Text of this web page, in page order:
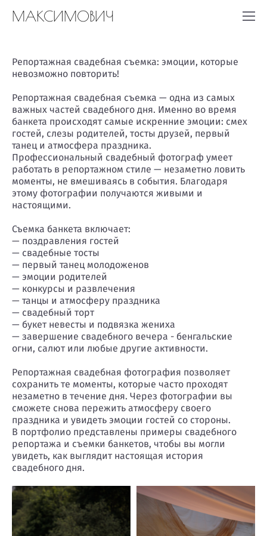
МАКСИМОВИЧ
Репортажная свадебная съемка: эмоции, которые
невозможно повторить!
Репортажная свадебная съемка — одна из самых
важных частей свадебного дня. Именно во время
банкета происходят самые искренние эмоции: смех
гостей, слезы родителей, тосты друзей, первый
танец и атмосфера праздника.
Профессиональный свадебный фотограф умеет
работать в репортажном стиле — незаметно ловить
моменты, не вмешиваясь в события. Благодаря
этому фотографии получаются живыми и
настоящими.
Съемка банкета включает:
— поздравления гостей
— свадебные тосты
— первый танец молодоженов
— эмоции родителей
— конкурсы и развлечения
— танцы и атмосферу праздника
— свадебный торт
— букет невесты и подвязка жениха
— завершение свадебного вечера - бенгальские
огни, салют или любые другие активности.
Репортажная свадебная фотография позволяет
сохранить те моменты, которые часто проходят
незаметно в течение дня. Через фотографии вы
сможете снова пережить атмосферу своего
праздника и увидеть эмоции гостей со стороны.
В портфолио представлены примеры свадебного
репортажа и съемки банкетов, чтобы вы могли
увидеть, как выглядит настоящая история
свадебного дня.